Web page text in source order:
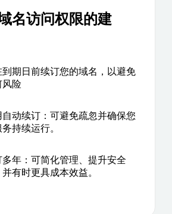
名访问权限的建
到期日前续订您的域名，以避免
风险
自动续订：可避免疏忽并确保您
持续运行。
多年：可简化管理、提升安全
有时更具成本效益。